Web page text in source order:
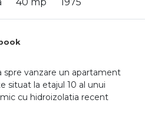
spre vanzare un apartament
situat la etajul 10 al unui
cu hidroizolatia recent